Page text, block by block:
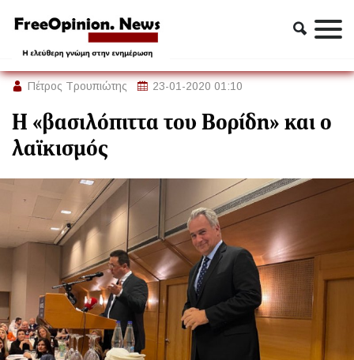
Απόψεις
Η «βασιλόπιττα του Βορίδη» και ο λαϊκισμός
Πέτρος Τρουπιώτης 23-01-2020 01:10
Η «βασιλόπιττα του Βορίδη» και ο
λαϊκισμός